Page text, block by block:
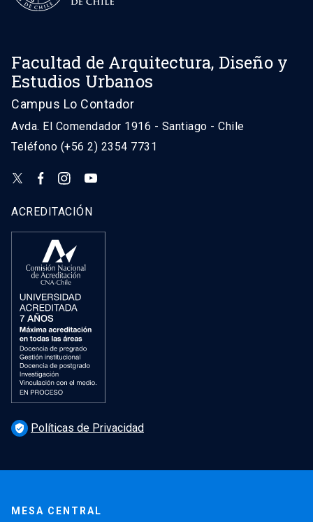
Facultad de Arquitectura, Diseño y
Estudios Urbanos
Campus Lo Contador
Avda. El Comendador 1916 - Santiago - Chile
Teléfono (+56 2) 2354 7731
ACREDITACIÓN
verified_user Políticas de Privacidad
MESA CENTRAL